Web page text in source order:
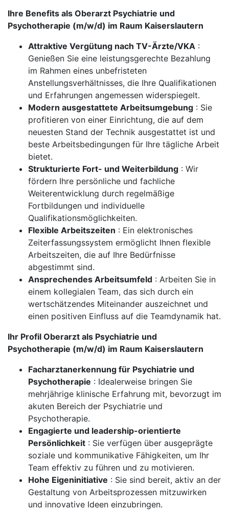
Ihre Benefits als Oberarzt Psychiatrie und
Psychotherapie (m/w/d) im Raum Kaiserslautern
Attraktive Vergütung nach TV-Ärzte/VKA :
Genießen Sie eine leistungsgerechte Bezahlung
im Rahmen eines unbefristeten
Anstellungsverhältnisses, die Ihre Qualifikationen
und Erfahrungen angemessen widerspiegelt.
Modern ausgestattete Arbeitsumgebung : Sie
profitieren von einer Einrichtung, die auf dem
neuesten Stand der Technik ausgestattet ist und
beste Arbeitsbedingungen für Ihre tägliche Arbeit
bietet.
Strukturierte Fort- und Weiterbildung : Wir
fördern Ihre persönliche und fachliche
Weiterentwicklung durch regelmäßige
Fortbildungen und individuelle
Qualifikationsmöglichkeiten.
Flexible Arbeitszeiten : Ein elektronisches
Zeiterfassungssystem ermöglicht Ihnen flexible
Arbeitszeiten, die auf Ihre Bedürfnisse
abgestimmt sind.
Ansprechendes Arbeitsumfeld : Arbeiten Sie in
einem kollegialen Team, das sich durch ein
wertschätzendes Miteinander auszeichnet und
einen positiven Einfluss auf die Teamdynamik hat.
Ihr Profil Oberarzt als Psychiatrie und
Psychotherapie (m/w/d) im Raum Kaiserslautern
Facharztanerkennung für Psychiatrie und
Psychotherapie : Idealerweise bringen Sie
mehrjährige klinische Erfahrung mit, bevorzugt im
akuten Bereich der Psychiatrie und
Psychotherapie.
Engagierte und leadership-orientierte
Persönlichkeit : Sie verfügen über ausgeprägte
soziale und kommunikative Fähigkeiten, um Ihr
Team effektiv zu führen und zu motivieren.
Hohe Eigeninitiative : Sie sind bereit, aktiv an der
Gestaltung von Arbeitsprozessen mitzuwirken
und innovative Ideen einzubringen.